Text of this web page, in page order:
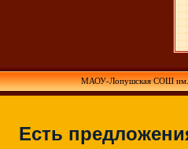
МАОУ-Лопушская СОШ им.
Есть